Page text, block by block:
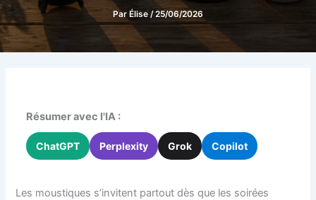
Par Élise /25/06/2026
Résumer avec l'IA :
ChatGPT Perplexity Grok Copilot
Les moustiques s’invitent partout dès que les soirées